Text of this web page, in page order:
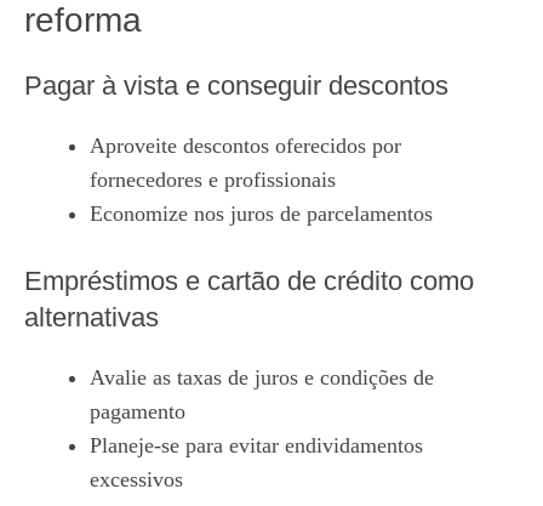
reforma
Pagar à vista e conseguir descontos
Aproveite descontos oferecidos por
fornecedores e profissionais
Economize nos juros de parcelamentos
Empréstimos e cartão de crédito como
alternativas
Avalie as taxas de juros e condições de
pagamento
Planeje-se para evitar endividamentos
excessivos